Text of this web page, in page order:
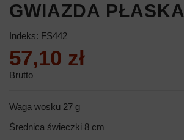
GWIAZDA PŁASKA
Indeks: FS442
57,10 zł
Brutto
Waga wosku 27 g
Średnica świeczki 8 cm